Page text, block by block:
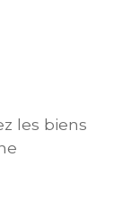
les biens